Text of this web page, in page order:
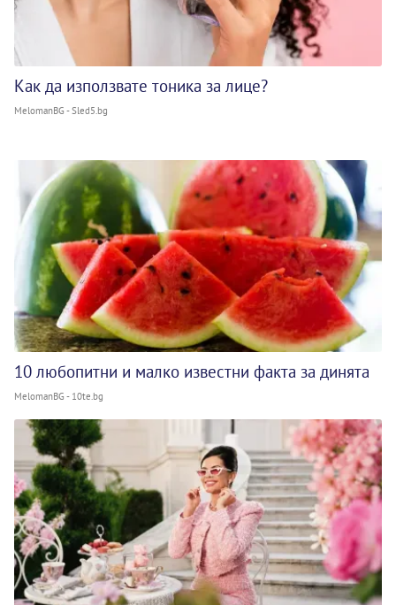
Как да използвате тоника за лице?
MelomanBG - Sled5.bg
10 любопитни и малко известни факта за динята
MelomanBG - 10te.bg